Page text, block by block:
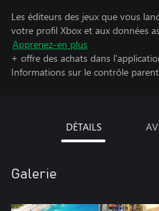
Les éditeurs des jeux que vous
votre profil Xbox et aux données
Apprenez-en plus
+ offre des achats dans
Informations sur le contrôle
DÉTAILS
Galerie